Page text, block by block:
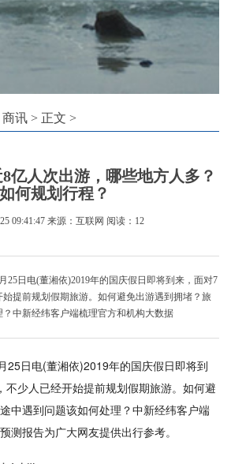
商讯 > 正文 >
亿人次出游，哪些地方人多？
如何规划行程？
09:41:47 来源：互联网 阅读：12
25日电(董湘依)2019年的国庆假日即将到来，面对7
提前规划假期旅游。如何避免出游遇到拥堵？旅
中新经纬客户端梳理官方和机构大数据
25日电(董湘依)2019年的国庆假日即将到
不少人已经开始提前规划假期旅游。如何避
中遇到问题该如何处理？中新经纬客户端
测报告为广大网友提供出行参考。